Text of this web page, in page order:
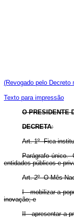
(Revogado pelo Decreto
Texto para impressão
O PRESIDENTE
DECRETA:
Art. 1º Fica
Parágrafo único.
entidades públicos e
Art. 2º O Mês
I - mobilizar a
inovação; e
II - apresentar a